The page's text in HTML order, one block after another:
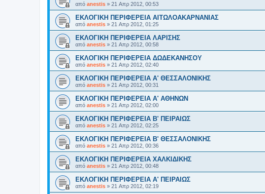
από anestis » 21 Απρ 2012, 00:53
ΕΚΛΟΓΙΚΗ ΠΕΡΙΦΕΡΕΙΑ ΑΙΤΩΛΟΑΚΑΡΝΑΝΙΑΣ
από anestis » 21 Απρ 2012, 01:25
ΕΚΛΟΓΙΚΗ ΠΕΡΙΦΕΡΕΙΑ ΛΑΡΙΣΗΣ
από anestis » 21 Απρ 2012, 00:58
ΕΚΛΟΓΙΚΗ ΠΕΡΙΦΕΡΕΙΑ ΔΩΔΕΚΑΝΗΣΟΥ
από anestis » 21 Απρ 2012, 02:40
ΕΚΛΟΓΙΚΗ ΠΕΡΙΦΕΡΕΙΑ Α' ΘΕΣΣΑΛΟΝΙΚΗΣ
από anestis » 21 Απρ 2012, 00:31
ΕΚΛΟΓΙΚΗ ΠΕΡΙΦΕΡΕΙΑ Α' ΑΘΗΝΩΝ
από anestis » 21 Απρ 2012, 02:00
ΕΚΛΟΓΙΚΗ ΠΕΡΙΦΕΡΕΙΑ Β' ΠΕΙΡΑΙΩΣ
από anestis » 21 Απρ 2012, 02:25
ΕΚΛΟΓΙΚΗ ΠΕΡΙΦΕΡΕΙΑ Β' ΘΕΣΣΑΛΟΝΙΚΗΣ
από anestis » 21 Απρ 2012, 00:36
ΕΚΛΟΓΙΚΗ ΠΕΡΙΦΕΡΕΙΑ ΧΑΛΚΙΔΙΚΗΣ
από anestis » 21 Απρ 2012, 00:48
ΕΚΛΟΓΙΚΗ ΠΕΡΙΦΕΡΕΙΑ Α' ΠΕΙΡΑΙΩΣ
από anestis » 21 Απρ 2012, 02:19